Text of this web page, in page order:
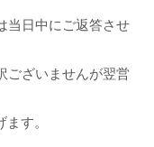
当日中にご返答させ
ございませんが翌営
す。